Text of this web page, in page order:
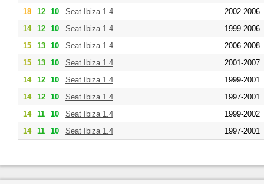
18
12 10 Seat Ibiza 1.4
2002-2006
14
12 10 Seat Ibiza 1.4
1999-2006
15
13 10 Seat Ibiza 1.4
2006-2008
15
13 10 Seat Ibiza 1.4
2001-2007
14
12 10 Seat Ibiza 1.4
1999-2001
14
12 10 Seat Ibiza 1.4
1997-2001
14
11 10 Seat Ibiza 1.4
1999-2002
14
11 10 Seat Ibiza 1.4 1997-2001